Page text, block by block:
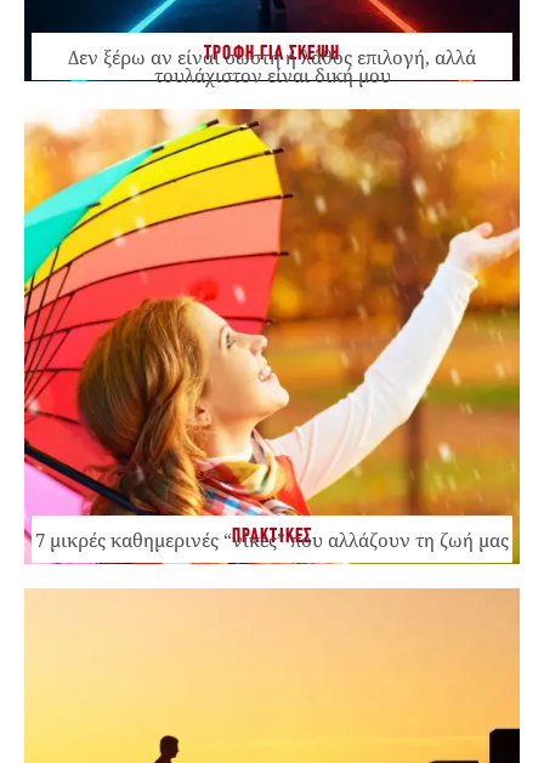
ΤΡΟΦΗ ΓΙΑ ΣΚΕΨΗ
Δεν ξέρω αν είναι σωστή ή λάθος επιλογή, αλλά
τουλάχιστον είναι δική μου
ΠΡΑΚΤΙΚΕΣ
7 μικρές καθημερινές “νίκες” που αλλάζουν τη ζωή μας